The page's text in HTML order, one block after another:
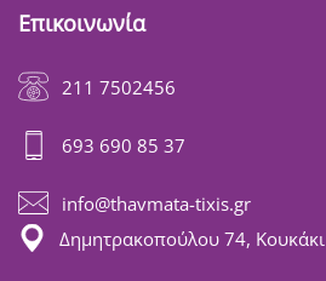
Επικοινωνία
211 7502456
693 690 85 37
info@thavmata-tixis.gr
Δημητρακοπούλου 74, Κουκάκι